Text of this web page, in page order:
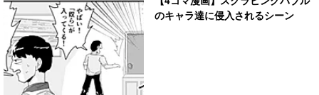
のキャラ達に侵入されるシーン